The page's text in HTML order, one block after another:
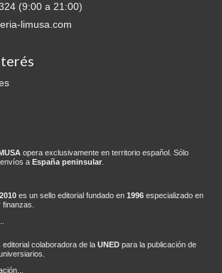
(9:00 a 21:00)
limusa.com
opera exclusivamente en territorio español. Sólo
a España peninsular
es un sello editorial fundado en 1996 especializado en
editorial colaboradora de la UNED para la publicación de